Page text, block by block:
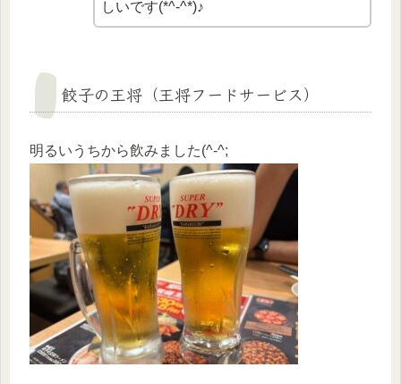
しいです(*^-^*)♪
餃子の王将（王将フードサービス）
明るいうちから飲みました(^-^;